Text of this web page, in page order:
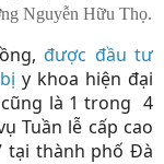
Nguyễn Hữu Thọ.
được đầu tư
y khoa hiện đại
cũng là 1 trong 4
Tuần lễ cấp cao
tại thành phố Đà